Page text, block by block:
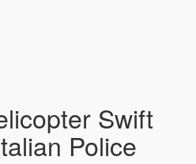
Swift
Police